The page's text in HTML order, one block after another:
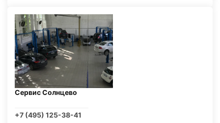
Сервис Солнцево
+7 (495) 125-38-41